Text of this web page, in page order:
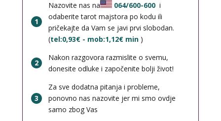
1
Nazovite nas na 064/600-600 i
odaberite tarot majstora po kodu ili
pričekajte da Vam se javi prvi slobodan.
(tel:0,93€ - mob:1,12€ min )
2
Nakon razgovora razmislite o svemu,
donesite odluke i započenite bolji život!
3
Za sve dodatna pitanja i probleme,
ponovno nas nazovite jer mi smo ovdje
samo zbog Vas